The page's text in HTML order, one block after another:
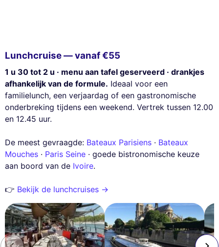
Lunchcruise — vanaf €55
1 u 30 tot 2 u · menu aan tafel geserveerd · drankjes
afhankelijk van de formule. Ideaal voor een
familielunch, een verjaardag of een gastronomische
onderbreking tijdens een weekend. Vertrek tussen 12.00
en 12.45 uur.
De meest gevraagde: Bateaux Parisiens · Bateaux
Mouches · Paris Seine · goede bistronomische keuze
aan boord van de Ivoire.
👉 Bekijk de lunchcruises →